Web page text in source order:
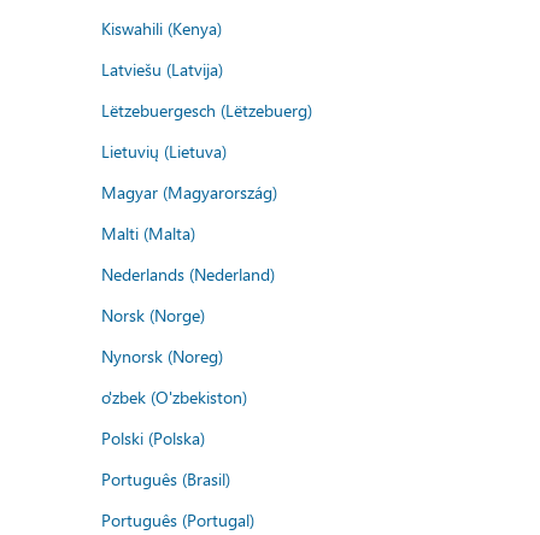
Kiswahili (Kenya)
Latviešu (Latvija)
Lëtzebuergesch (Lëtzebuerg)
Lietuvių (Lietuva)
Magyar (Magyarország)
Malti (Malta)
Nederlands (Nederland)
Norsk (Norge)
Nynorsk (Noreg)
o'zbek (O'zbekiston)
Polski (Polska)
Português (Brasil)
Português (Portugal)